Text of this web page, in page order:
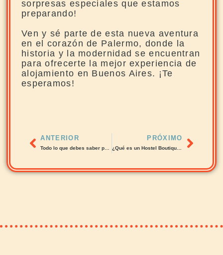
sorpresas especiales que estamos
preparando!
Ven y sé parte de esta nueva aventura
en el corazón de Palermo, donde la
historia y la modernidad se encuentran
para ofrecerte la mejor experiencia de
alojamiento en Buenos Aires. ¡Te
esperamos!
ANTERIOR
Todo lo que debes saber para visitar Argentina e ir esquiar alojándote en hostels
PRÓXIMO
¿Qué es un Hostel Boutique? La Nueva Tendencia en Alojamiento de Viajes